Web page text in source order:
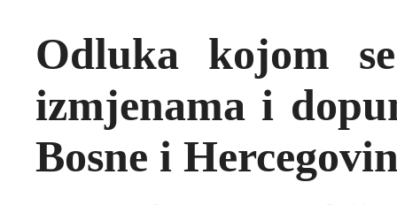
Odluka kojom
izmjenama i
Bosne i